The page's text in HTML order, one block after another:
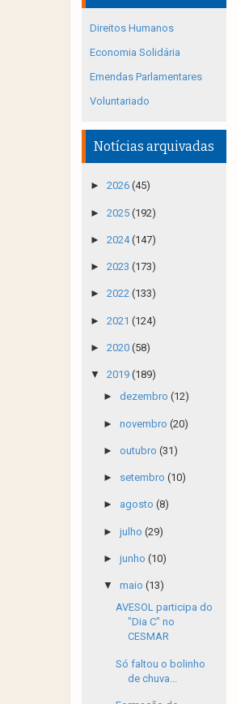
Direitos Humanos
Economia Solidária
Emendas Parlamentares
Voluntariado
Notícias arquivadas
► 2026 (45)
► 2025 (192)
► 2024(147)
► 2023 (173)
► 2022 (133)
► 2021 (124)
► 2020 (58)
▼ 2019 (189)
► dezembro (12)
► novembro (20)
► outubro (31)
► setembro (10)
► agosto (8)
► julho (29)
► junho (10)
▼ maio (13)
AVESOL participa do
"Dia C" no
CESMAR
Só faltou o bolinho
de chuva...